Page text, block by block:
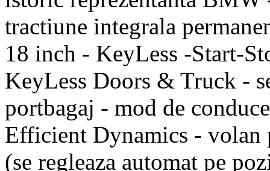
tractiune integrala
18 inch - KeyLess -Start-
KeyLess Doors & Truck -
portbagaj - mod de
Efficient Dynamics -
(se regleaza automat pe